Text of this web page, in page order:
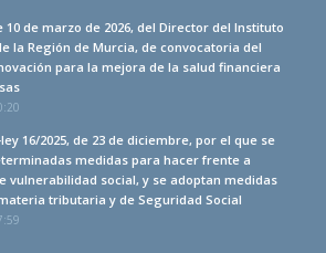
10 de marzo de 2026, del Director del Instituto
la Región de Murcia, de convocatoria del
para la mejora de la salud financiera
16/2025, de 23 de diciembre, por el que se
medidas para hacer frente a
vulnerabilidad social, y se adoptan medidas
tributaria y de Seguridad Social